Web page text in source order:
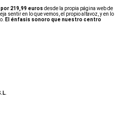
por 219,99 euros desde la propia página web de
sentir en lo que vemos, el propio altavoz, y en lo
El énfasis sonoro que nuestro centro